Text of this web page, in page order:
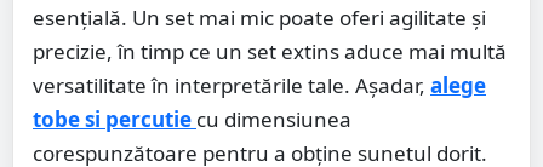
esențială. Un set mai mic poate oferi agilitate și
precizie, în timp ce un set extins aduce mai multă
versatilitate în interpretările tale. Așadar, alege
tobe si percutie cu dimensiunea
corespunzătoare pentru a obține sunetul dorit.